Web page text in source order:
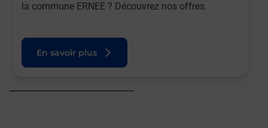
la commune ERNEE ? Découvrez nos offres.
En savoir plus